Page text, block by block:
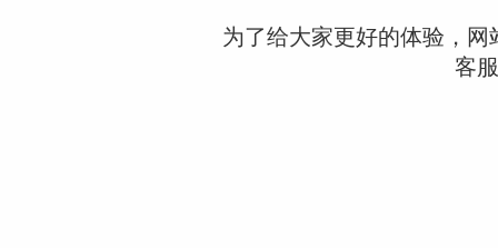
为了给大家更好的体验，
客